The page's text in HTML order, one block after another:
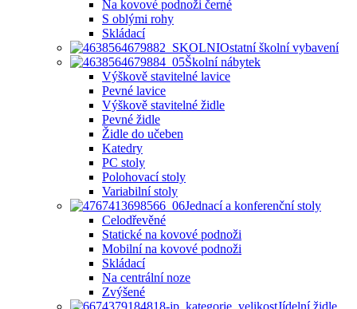
Na kovové podnoži černé
S oblými rohy
Skládací
Ostatní školní vybavení
Školní nábytek
Výškově stavitelné lavice
Pevné lavice
Výškově stavitelné židle
Pevné židle
Židle do učeben
Katedry
PC stoly
Polohovací stoly
Variabilní stoly
Jednací a konferenční stoly
Celodřevěné
Statické na kovové podnoži
Mobilní na kovové podnoži
Skládací
Na centrální noze
Zvýšené
Jídelní židle